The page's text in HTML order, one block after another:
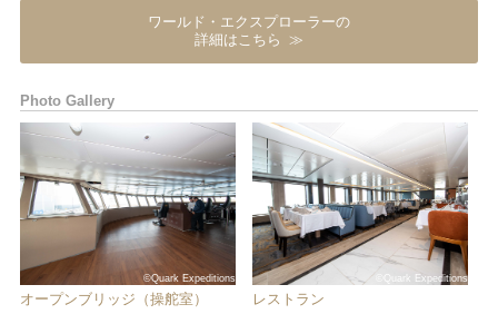
ワールド・エクスプローラーの
詳細はこちら
Photo Gallery
©Quark Expeditions
オープンブリッジ（操舵室）
©Quark Expeditions
レストラン